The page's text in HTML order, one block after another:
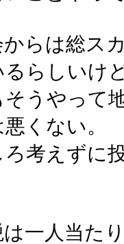
からは総ス
るらしいけ
そうやって
くない。
ろ考えずに
一人当た